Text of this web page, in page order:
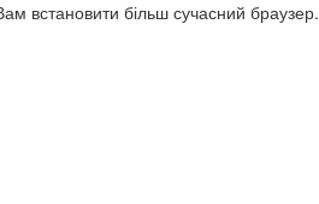
встановити більш сучасний браузер.